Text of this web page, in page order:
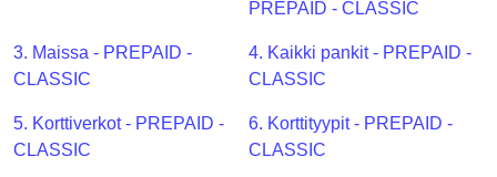
v2
BIN
CC
Generator
PREPAID - CLASSIC
3. Maissa - PREPAID -
CLASSIC
4. Kaikki pankit - PREPAID -
CLASSIC
5. Korttiverkot - PREPAID -
CLASSIC
6. Korttityypit - PREPAID -
CLASSIC